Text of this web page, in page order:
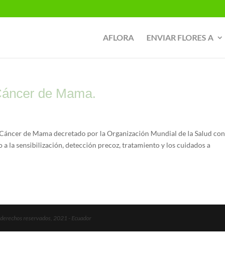
AFLORA ENVIAR FLORES A
de Mama.
de Mama decretado por la Organización Mundial de la Salud con
la sensibilización, detección precoz, tratamiento y los cuidados a
reservados, 2021 - Ecuador